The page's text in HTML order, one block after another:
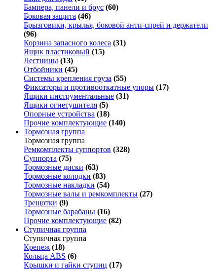
Бампера, панели и брус (60)
Боковая защита (46)
Брызговики, крылья, боковой анти-спрей и держатели
(96)
Корзина запасного колеса (31)
Ящик пластиковый (15)
Лестницы (13)
Отбойники (45)
Системы крепления груза (55)
Фиксаторы и противооткатные упоры (17)
Ящики инструментальные (31)
Ящики огнетушителя (5)
Опорные устройства (18)
Прочие комплектующие (140)
Тормозная группа
Тормозная группа
Ремкомплекты суппортов (328)
Суппорта (75)
Тормозные диски (63)
Тормозные колодки (83)
Тормозные накладки (54)
Тормозные валы и ремкомплекты (27)
Трещотки (9)
Тормозные барабаны (16)
Прочие комплектующие (82)
Ступичная группа
Ступичная группа
Крепеж (18)
Кольца ABS (6)
Крышки и гайки ступиц (17)